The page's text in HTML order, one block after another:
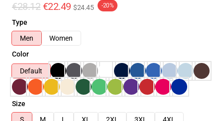
€28.12 €22.49 $24.45 -20%
Type
Men
Women
Color
Default
Size